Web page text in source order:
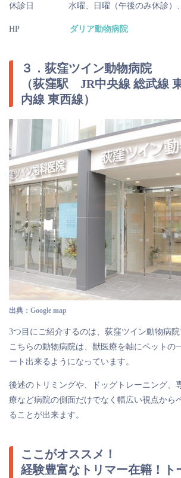
休診日 水曜、日曜（午後のみ休診）
HP ダリア動物病院
３．荻窪ツイン動物病院
（荻窪駅 JR中央線 総武線
内線 東西線）
出典：Google map
3つ目にご紹介するのは、荻窪ツイン動物病院
こちらの動物病院は、獣医療を軸にペットの
ート出来るようになっています。
後述のトリミングや、ドッグトレーニング、
療など病院の側面だけでなく幅広い視点から
ることが出来ます。
ここがオススメ！
経験豊富なトリマー在籍！ト